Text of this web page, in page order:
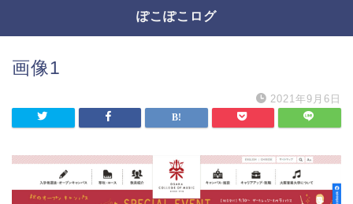
ぽこぽこログ
画像1
2021年9月6日